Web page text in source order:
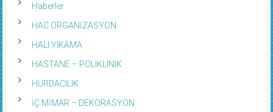
Haberler
HAC ORGANİZASYON
HALI YIKAMA
HASTANE – POLIKLINIK
HURDACILIK
İÇ MİMAR – DEKORASYON